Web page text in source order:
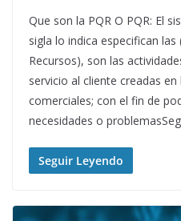
Que son la PQR O PQR: El
sigla lo indica especifican
Recursos), son las
servicio al cliente creadas
comerciales; con el fin de
necesidades o
Seguir Leyendo